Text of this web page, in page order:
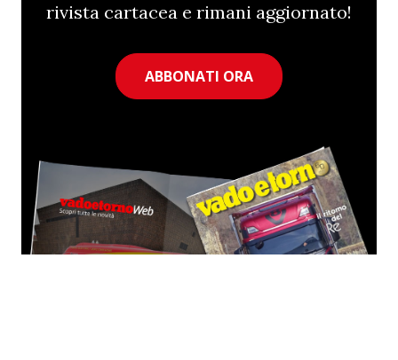
rivista cartacea e rimani aggiornato!
ABBONATI ORA